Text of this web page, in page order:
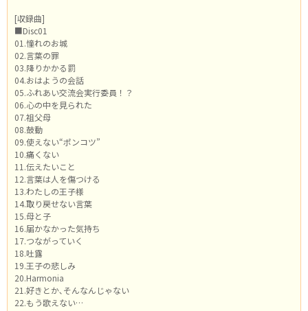
[収録曲]
■Disc01
01.憧れのお城
02.言葉の罪
03.降りかかる罰
04.おはようの会話
05.ふれあい交流会実行委員！？
06.心の中を見られた
07.祖父母
08.鼓動
09.使えない“ポンコツ”
10.痛くない
11.伝えたいこと
12.言葉は人を傷つける
13.わたしの王子様
14.取り戻せない言葉
15.母と子
16.届かなかった気持ち
17.つながっていく
18.吐露
19.王子の悲しみ
20.Harmonia
21.好きとか､そんなんじゃない
22.もう歌えない…